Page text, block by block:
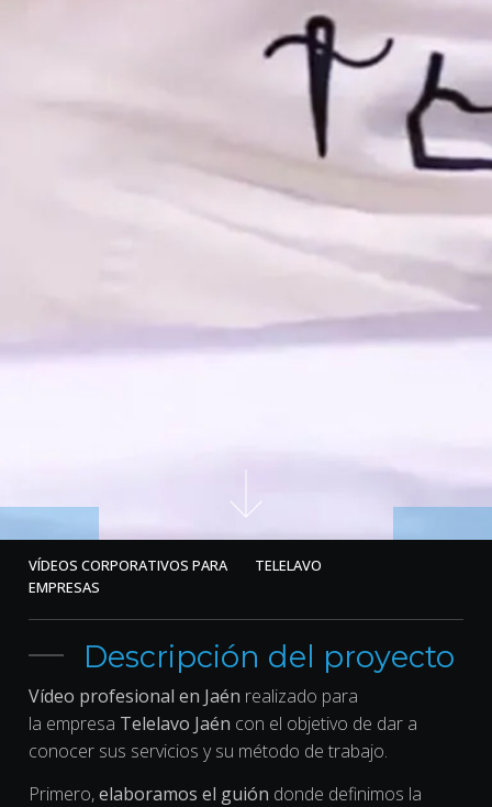
VÍDEOS CORPORATIVOS PARA
EMPRESAS
TELELAVO
Descripción del proyecto
Vídeo profesional en Jaén realizado para
la empresa Telelavo Jaén con el objetivo de dar a
conocer sus servicios y su método de trabajo.
Primero,elaboramos el guión donde definimos la